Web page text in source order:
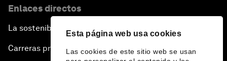
Esta página web usa cookies
Las cookies de este sitio web se usan
Enlaces directos
La sostenibilidad en el Foro
Carreras profesionales